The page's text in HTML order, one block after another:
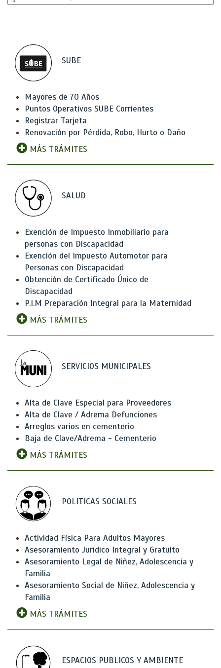
SUBE
Mayores de 70 Años
Puntos Operativos SUBE Corrientes
Registrar Tarjeta
Renovación por Pérdida, Robo, Hurto o Daño
MÁS TRÁMITES
SALUD
Exención de Impuesto Inmobiliario para
personas con Discapacidad
Exención del Impuesto Automotor para
Personas con Discapacidad
Obtención de Certificado Único de
Discapacidad
P.I.M Preparación Integral para la Maternidad
MÁS TRÁMITES
SERVICIOS MUNICIPALES
Alta de Clave Especial para Proveedores
Alta de Clave / Adrema Defunciones
Arreglos varios en cementerio
Baja de Clave/Adrema - Cementerio
MÁS TRÁMITES
POLITICAS SOCIALES
Actividad Física Para Adultos Mayores
Asesoramiento Jurídico Integral y Gratuito
Asesoramiento Legal de Niñez, Adolescencia y
Familia
Asesoramiento Social de Niñez, Adolescencia y
Familia
MÁS TRÁMITES
ESPACIOS PUBLICOS Y AMBIENTE